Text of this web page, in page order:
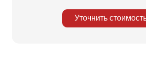
Уточнить